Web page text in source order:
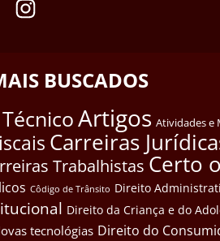
BUSCADOS
Artigos Atividades e
Carreiras
Trabalhistas Certo
Côdigo de Trânsito Direito
Direito da Criança e do
tecnológias Direito do